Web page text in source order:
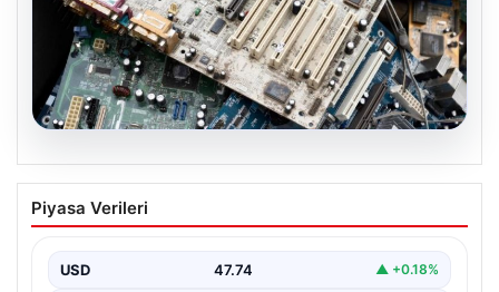
Sektörel Atık Çözümleri ile Geri
Dönüşüm
altyapı sistemlerini sürekli aralıklarla değiştirmektedir.
Bu güncelleme süreçlerinde…
Piyasa Verileri
USD 47.74 ▲ +0.18%